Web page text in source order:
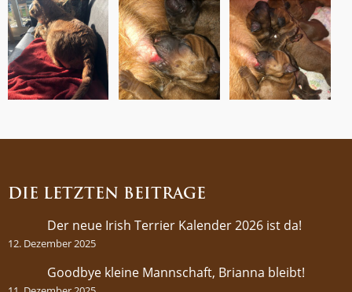
DIE LETZTEN BEITRÄGE
Der neue Irish Terrier Kalender 2026 ist da!
12. Dezember 2025
Goodbye kleine Mannschaft, Brianna bleibt!